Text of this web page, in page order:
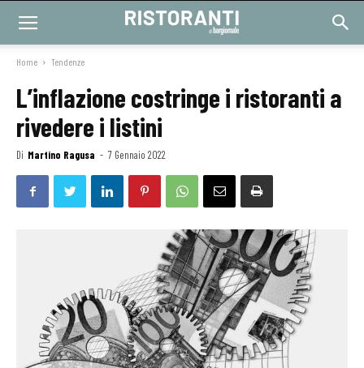
Home Tendenze
L’inflazione costringe i ristoranti a
rivedere i listini
Di Martino Ragusa - 7 Gennaio 2022